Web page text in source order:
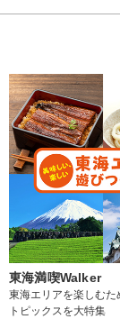
東海満喫Walker
東海エリアを楽しむた
トピックスを大特集